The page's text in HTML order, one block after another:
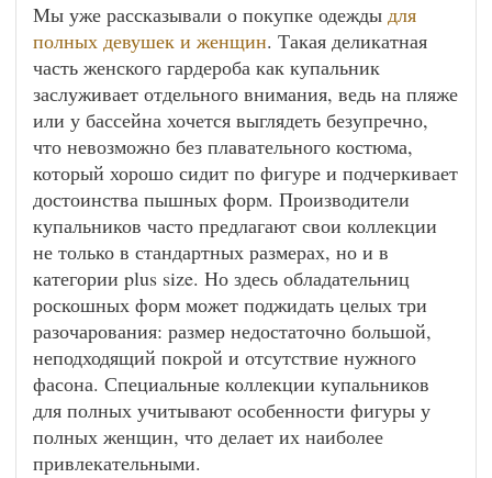
Мы уже рассказывали о покупке одежды для
полных девушек и женщин. Такая деликатная
часть женского гардероба как купальник
заслуживает отдельного внимания, ведь на пляже
или у бассейна хочется выглядеть безупречно,
что невозможно без плавательного костюма,
который хорошо сидит по фигуре и подчеркивает
достоинства пышных форм. Производители
купальников часто предлагают свои коллекции
не только в стандартных размерах, но и в
категории plus size. Но здесь обладательниц
роскошных форм может поджидать целых три
разочарования: размер недостаточно большой,
неподходящий покрой и отсутствие нужного
фасона. Специальные коллекции купальников
для полных учитывают особенности фигуры у
полных женщин, что делает их наиболее
привлекательными.